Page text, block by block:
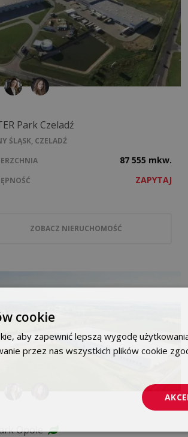
Park Czeladź
ŚLĄSK, CZELADŹ
87 555 mkw.
ZAPYTAJ
ZOBACZ NIERUCHOMOŚĆ
Opole
cookie
aby zapewnić lepszą wygodę
przez nas wszystkich plików cookie